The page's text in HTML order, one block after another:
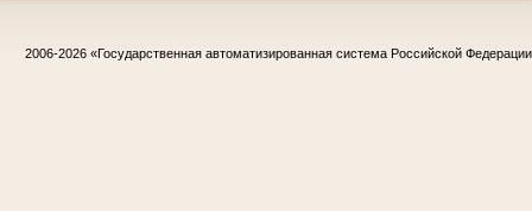
2006-2026 «Государственная автоматизированная система Российской